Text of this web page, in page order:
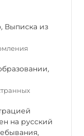
, Выписка из
,
на русский